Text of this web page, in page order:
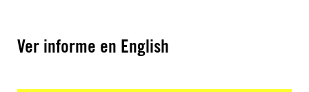
Ver informe en English